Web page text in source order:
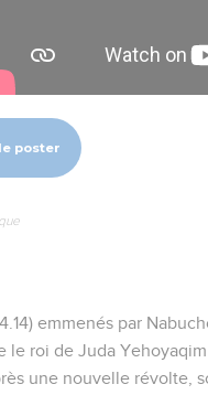
poster
emmenés par
le roi de Juda
une nouvelle révolte,